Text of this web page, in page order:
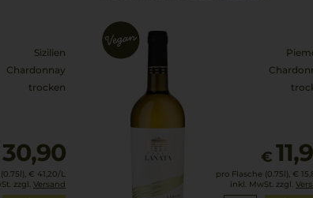
Sizilien
Chardonnay
trocken
30,90
€ 41,20/L
zzgl. Versand
€
pro Flasche (0.75l), €
inkl. MwSt. zzgl.